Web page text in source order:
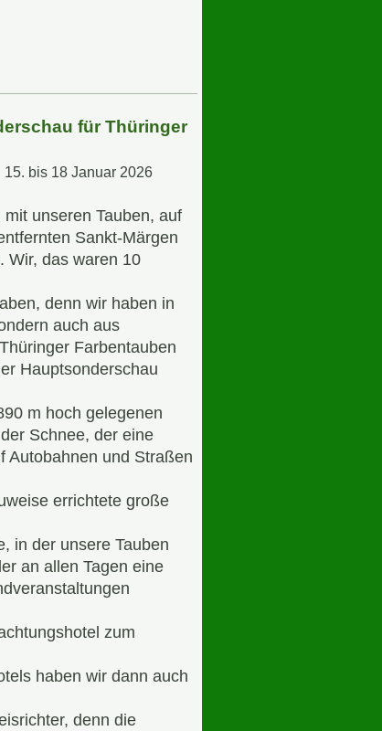
für Thüringer
2026
unseren Tauben, auf
Sankt-Märgen
Wir, das waren 10
denn wir haben in
auch aus
Farbentauben
Hauptsonderschau
m hoch gelegenen
Schnee, der eine
Autobahnen und Straßen
errichtete große
in der unsere Tauben
an allen Tagen eine
zum
haben wir dann auch
denn die